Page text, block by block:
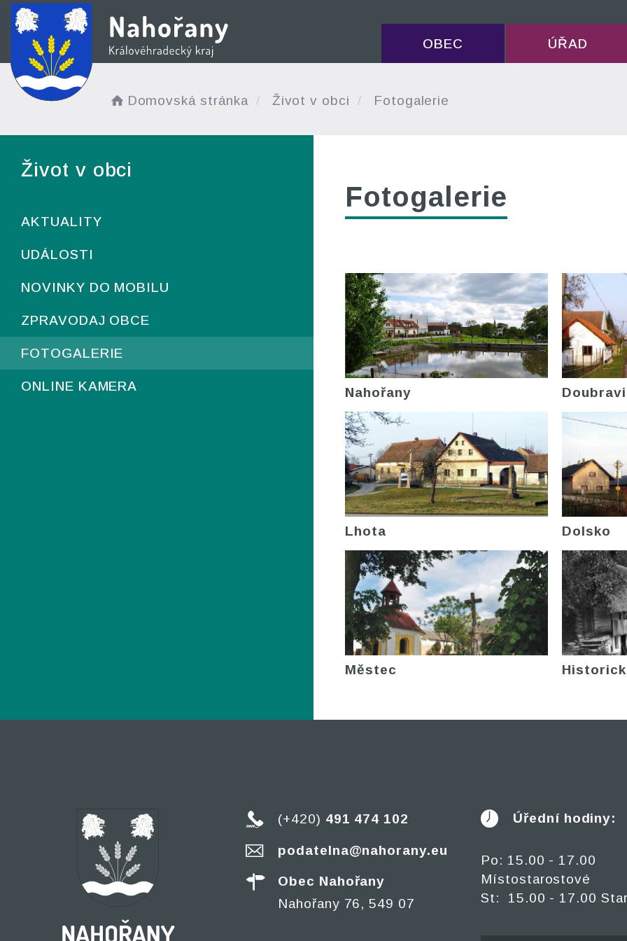
OBEC ÚŘAD
Domovská stránka Život v obci Fotogalerie
Život v obci
AKTUALITY
UDÁLOSTI
NOVINKY DO MOBILU
ZPRAVODAJ OBCE
FOTOGALERIE
ONLINE KAMERA
Fotogalerie
Nahořany
Lhota Dolsko
Městec
(+420) 491 474 102
podatelna@nahorany.eu
Obec Nahořany
Nahořany 76, 549 07
Úřední hodiny:
Po: 15.00 - 17.00
Místostarostové
St: 15.00 - 17.00